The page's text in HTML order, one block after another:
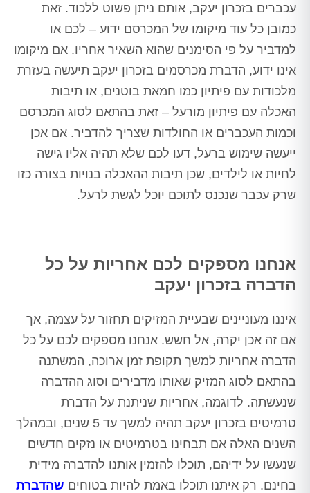
עכברים בזכרון יעקב, אותם ניתן פשוט ללכוד. זאת
כמובן כל עוד מיקומו של המכרסם ידוע – לכם או
למדביר על פי הסימנים שהוא השאיר אחריו. אם מיקומו
אינו ידוע, הדברת מכרסמים בזכרון יעקב תיעשה בעזרת
מלכודות עם פיתיון כמו חמאת בוטנים, או תיבות
האכלה עם פיתיון מורעל – זאת בהתאם לסוג המכרסם
וכמות העכברים או החולדות שצריך להדביר. אם אכן
ייעשה שימוש ברעל, דעו לכם שלא תהיה אליו גישה
לחיות או לילדים, שכן תיבות ההאכלה בנויות בצורה כזו
שרק עכבר שנכנס לתוכם יוכל לגשת לרעל.
אנחנו מספקים לכם אחריות על כל
הדברה בזכרון יעקב
איננו מעוניינים שבעיית המזיקים תחזור על עצמה, אך
אם זה אכן יקרה, אל חשש. אנחנו מספקים לכם על כל
הדברה אחריות למשך תקופת זמן ארוכה, המשתנה
בהתאם לסוג המזיק שאותו מדבירים וסוג ההדברה
שנעשתה. לדוגמה, אחריות שניתנת על הדברת
טרמיטים בזכרון יעקב תהיה למשך עד 5 שנים, ובמהלך
השנים האלה אם תבחינו בטרמיטים או נזקים חדשים
שנעשו על ידיהם, תוכלו להזמין אותנו להדברה מידית
בחינם. רק איתנו תוכלו באמת להיות בטוחים שהדברת